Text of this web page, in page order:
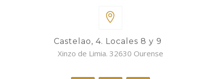
Castelao, 4. Locales 8 y 9
Xinzo de Limia. 32630 Ourense